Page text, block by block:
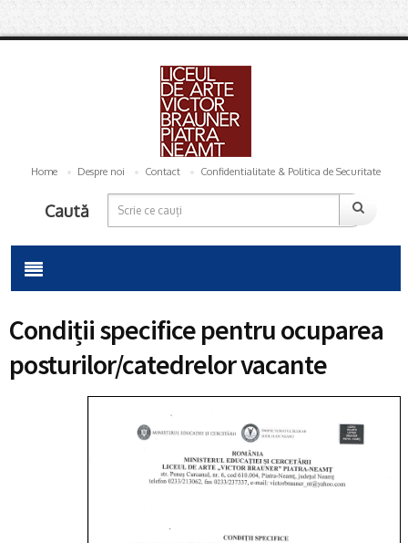
Home Despre noi Contact Confidentialitate & Politica de Securitate
Caută
Condiții specifice pentru ocuparea
posturilor/catedrelor vacante